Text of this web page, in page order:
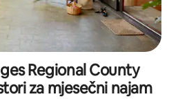
Regional County
za mjesečni najam